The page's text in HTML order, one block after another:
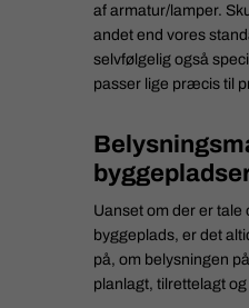
af armatur/lamper.
andet end vores
selvfølgelig også
passer lige præcis til
Uanset om der er tale
byggeplads, er det
på, om belysningen
planlagt, tilrettelagt